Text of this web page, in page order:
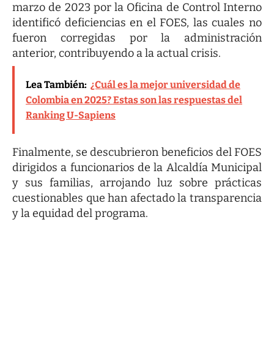
marzo de 2023 por la Oficina de Control Interno
identificó deficiencias en el FOES, las cuales no
fueron corregidas por la administración
anterior, contribuyendo a la actual crisis.
Lea También: ¿Cuál es la mejor universidad de
Colombia en 2025? Estas son las respuestas del
Ranking U-Sapiens
Finalmente, se descubrieron beneficios del FOES
dirigidos a funcionarios de la Alcaldía Municipal
y sus familias, arrojando luz sobre prácticas
cuestionables que han afectado la transparencia
y la equidad del programa.